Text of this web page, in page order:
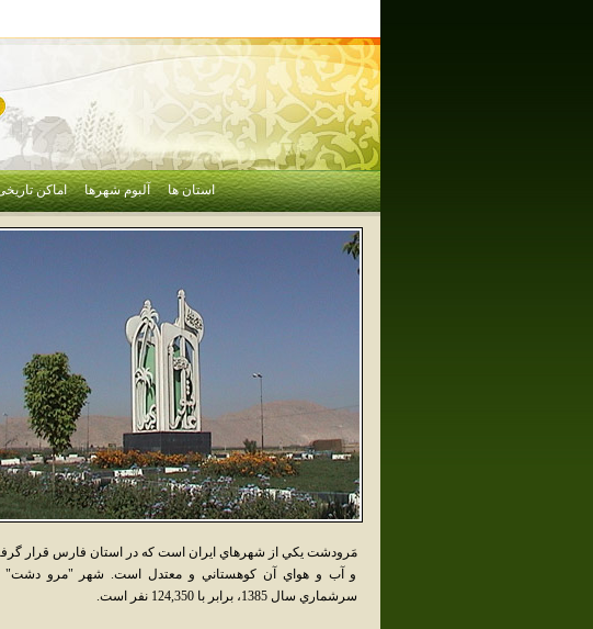
استان ها آلبوم شهرها اماکن
و آب‌ و هواي‌ آن‌ کوهستاني‌ و معتدل‌ است‌. شهر "مرو
سرشماري سال 1385، برابر با 124,350 نفر است.